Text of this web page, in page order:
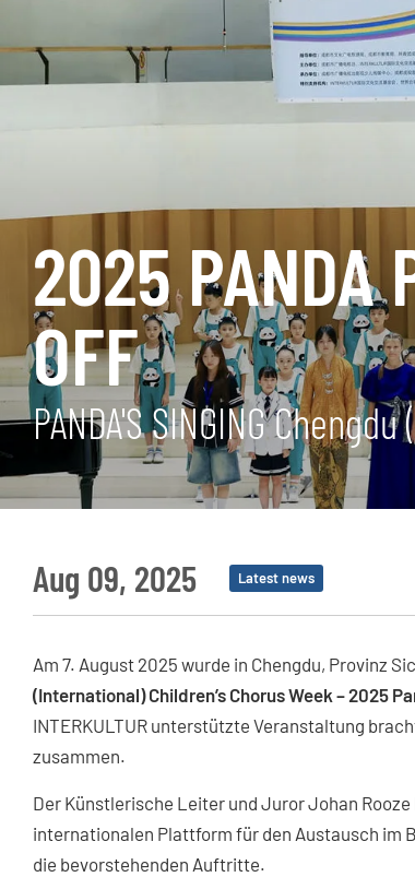
2025 PANDA
OFF
PANDA'S SINGING
Aug 09, 2025 Latest news
Am 7. August 2025 wurde in Chengdu, Provinz
(International) Children’s Chorus Week – 2025
INTERKULTUR unterstützte Veranstaltung
zusammen.
Der Künstlerische Leiter und Juror Johan
internationalen Plattform für den Austausch im
die bevorstehenden Auftritte.